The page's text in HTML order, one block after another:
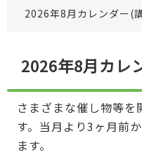
2026年8月カレンダー(
こ
こ
か
2026年8月カレ
さまざまな催し物等を
す。当月より3ヶ月前
ます。